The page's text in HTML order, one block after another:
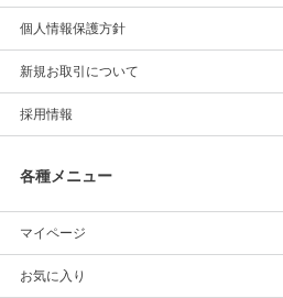
個人情報保護方針
新規お取引について
採用情報
各種メニュー
マイページ
お気に入り